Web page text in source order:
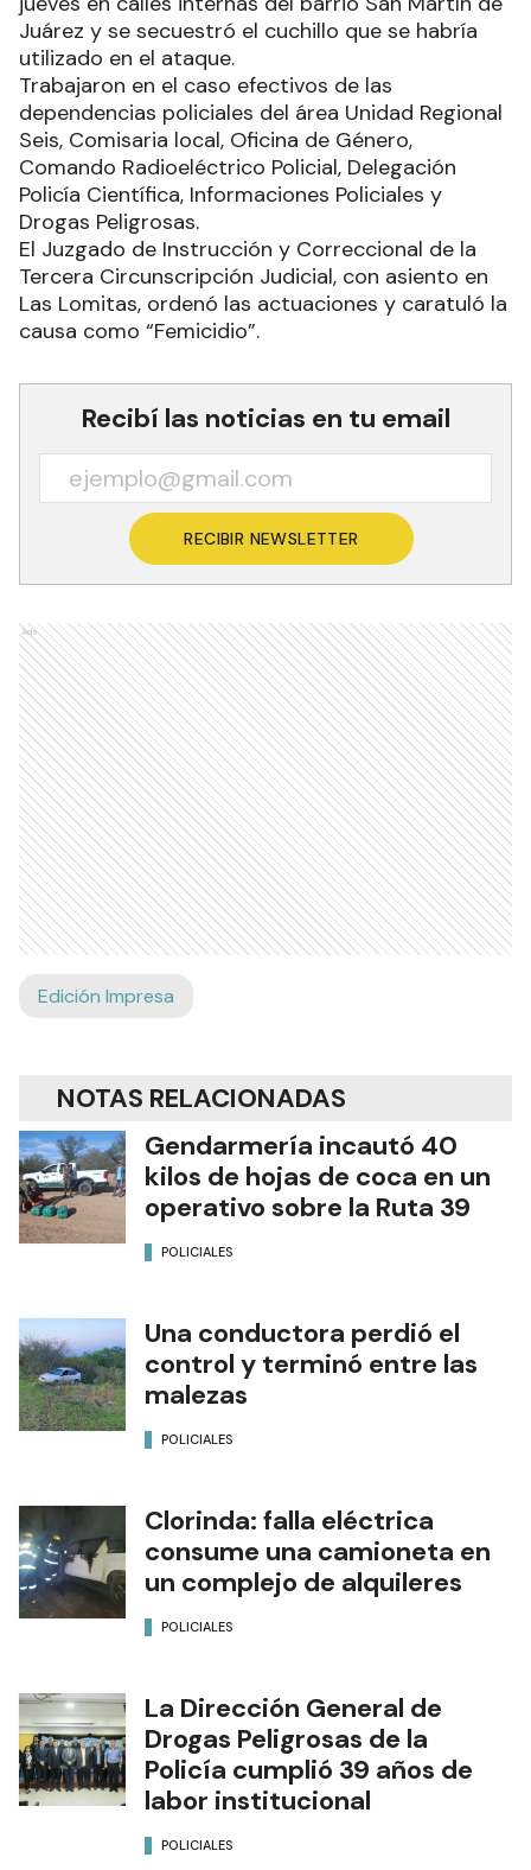
Juárez y se secuestró el cuchillo que se habría
utilizado en el ataque.
Trabajaron en el caso efectivos de las
dependencias policiales del área Unidad Regional
Seis, Comisaria local, Oficina de Género,
Comando Radioeléctrico Policial, Delegación
Policía Científica, Informaciones Policiales y
Drogas Peligrosas.
El Juzgado de Instrucción y Correccional de la
Tercera Circunscripción Judicial, con asiento en
Las Lomitas, ordenó las actuaciones y caratuló la
causa como “Femicidio”.
Recibí las noticias en tu email
RECIBIR NEWSLETTER
Ads
Edición Impresa
NOTAS RELACIONADAS
Gendarmería incautó 40
kilos de hojas de coca en un
operativo sobre la Ruta 39
POLICIALES
Una conductora perdió el
control y terminó entre las
malezas
POLICIALES
Clorinda: falla eléctrica
consume una camioneta en
un complejo de alquileres
POLICIALES
La Dirección General de
Drogas Peligrosas de la
Policía cumplió 39 años de
labor institucional
POLICIALES